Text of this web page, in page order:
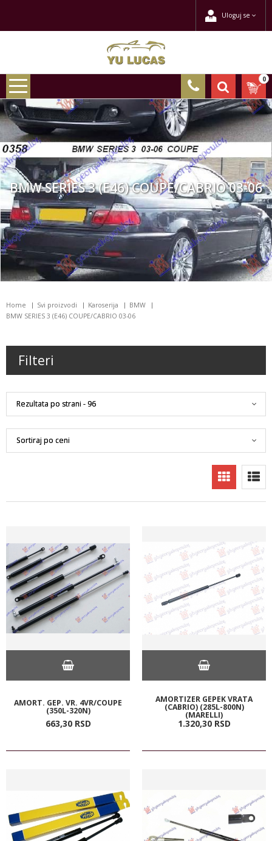
Uloguj se
0
BMW SERIES 3 (E46) COUPE/CABRIO 03-06
Home Svi proizvodi Karoserija
BMW
BMW SERIES 3 (E46) COUPE/CABRIO 03-06
Filteri
AMORT. GEP. VR. 4VR/COUPE
(350L-320N)
663,30 RSD
AMORTIZER GEPEK VRATA
(CABRIO) (285L-800N)
(MARELLI)
1.320,30 RSD